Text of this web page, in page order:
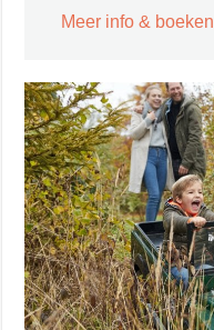
Meer info & boeken